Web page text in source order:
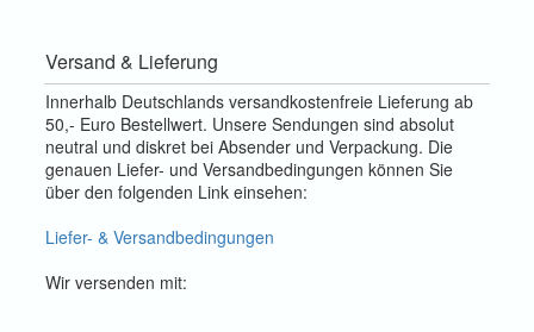
Versand & Lieferung
Innerhalb Deutschlands versandkostenfreie Lieferung ab
50,- Euro Bestellwert. Unsere Sendungen sind absolut
neutral und diskret bei Absender und Verpackung. Die
genauen Liefer- und Versandbedingungen können Sie
über den folgenden Link einsehen:
Liefer- & Versandbedingungen
Wir versenden mit: